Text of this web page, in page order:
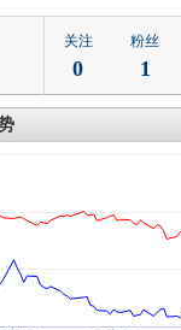
关注
0
粉丝
1